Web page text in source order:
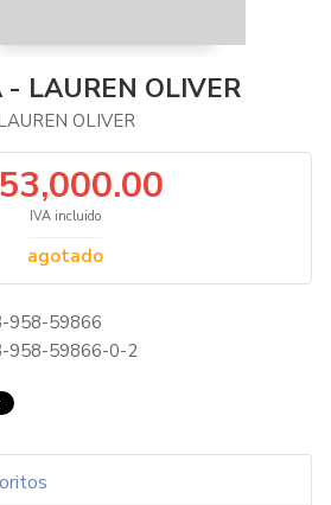
- LAUREN OLIVER
OLIVER
IVA incluido
agotado
958-59866
958-59866-0-2